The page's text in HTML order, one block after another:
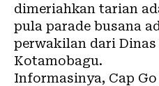
dimeriahkan tarian
pula parade busana
perwakilan dari Dinas
Kotamobagu.
Informasinya, Cap